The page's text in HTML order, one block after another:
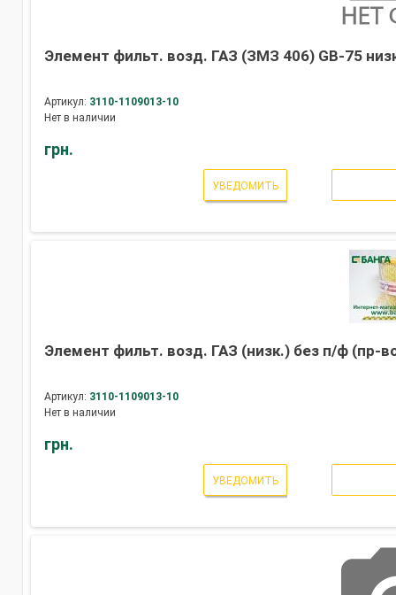
Элемент фильт. возд. ГАЗ (ЗМЗ 406) GB-75
Артикул: 3110-1109013-10
Нет в наличии
грн.
УВЕДОМИТЬ
Элемент фильт. возд. ГАЗ (низк.) без п/ф (пр-
Артикул: 3110-1109013-10
Нет в наличии
грн.
УВЕДОМИТЬ